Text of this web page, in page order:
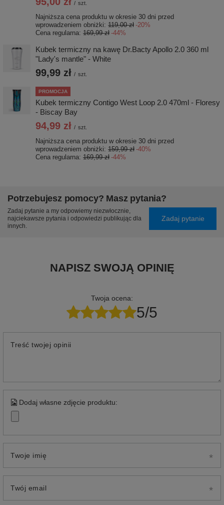
/ szt.
Najniższa cena produktu w okresie 30 dni przed
wprowadzeniem obniżki: 119,00 zł -20%
Cena regularna: 169,99 zł -44%
Kubek termiczny na kawę Dr.Bacty Apollo 2.0 360 ml
"Lady's mantle" - White
99,99 zł / szt.
PROMOCJA
Kubek termiczny Contigo West Loop 2.0 470ml - Floresy
- Biscay Bay
94,99 zł / szt.
Najniższa cena produktu w okresie 30 dni przed
wprowadzeniem obniżki: 159,99 zł -40%
Cena regularna: 169,99 zł -44%
Potrzebujesz pomocy? Masz pytania?
Zadaj pytanie a my odpowiemy niezwłocznie,
najciekawsze pytania i odpowiedzi publikując dla
innych.
Zadaj pytanie
NAPISZ SWOJĄ OPINIĘ
Twoja ocena:
5/5
Treść twojej opinii
Dodaj własne zdjęcie produktu:
Twoje imię
Twój email